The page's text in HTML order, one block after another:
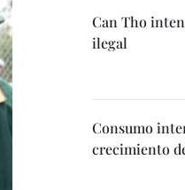
Can Tho
ilegal
Consumo
crecimiento